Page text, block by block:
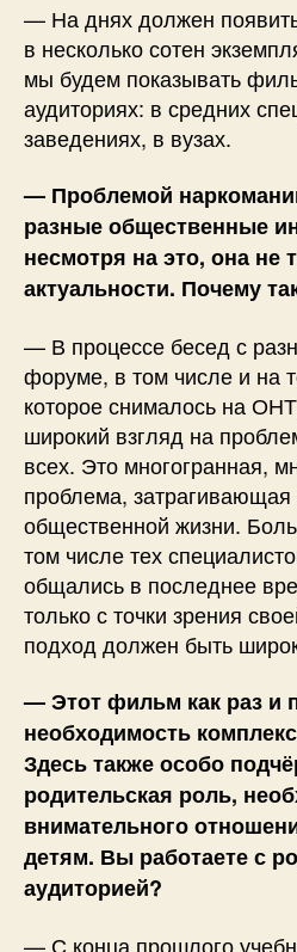
— На днях должен
в несколько сотен
мы будем показывать
аудиториях: в средних
заведениях, в вузах.
— Проблемой
разные общественные
несмотря на это, она не
актуальности. Почему
— В процессе бесед с
форуме, в том числе и на
которое снималось на
широкий взгляд на
всех. Это многогранная,
проблема,
общественной жизни.
том числе тех
общались в последнее
только с точки зрения
подход должен быть
— Этот фильм как раз и
необходимость
Здесь также особо
родительская роль,
внимательного
детям. Вы работаете с
аудиторией?
— С конца прошлого